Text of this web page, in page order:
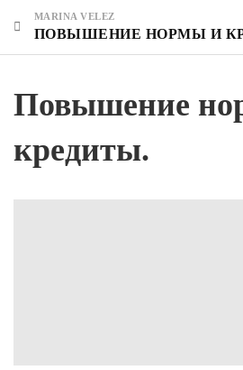
MARINA VELEZ
ПОВЫШЕНИЕ НОРМЫ И
Повышение
кредиты.